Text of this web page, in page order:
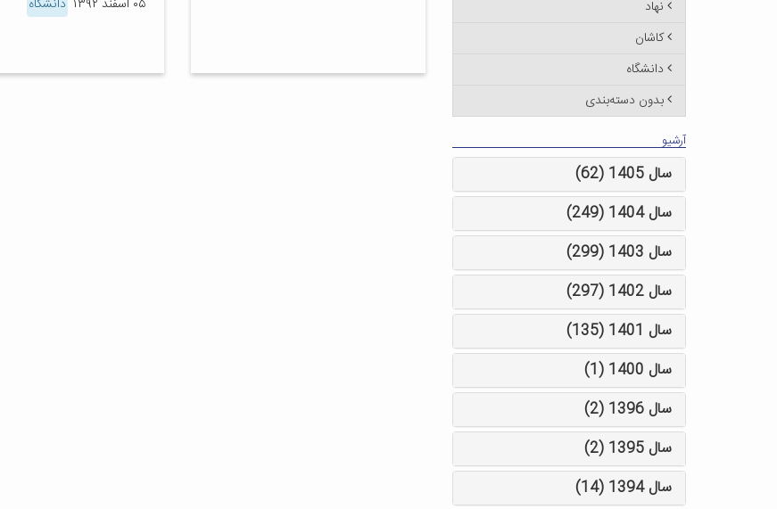
۰۵ اسفند ۱۳۹۲ دانشگاه
نهاد
کاشان
دانشگاه
بدون دسته‌بندی
آرشیو
سال 1405 (62)
سال 1404 (249)
سال 1403 (299)
سال 1402 (297)
سال 1401 (135)
سال 1400 (1)
سال 1396 (2)
سال 1395 (2)
سال 1394 (14)